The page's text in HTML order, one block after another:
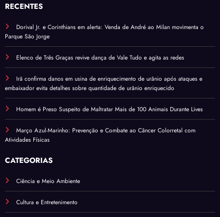
RECENTES
Dorival Jr. e Corinthians em alerta: Venda de André ao Milan movimenta o
Parque São Jorge
Elenco de Três Graças revive dança de Vale Tudo e agita as redes
Irã confirma danos em usina de enriquecimento de urânio após ataques e
embaixador evita detalhes sobre quantidade de urânio enriquecido
Homem é Preso Suspeito de Maltratar Mais de 100 Animais Durante Lives
Março Azul-Marinho: Prevenção e Combate ao Câncer Colorretal com
Atividades Físicas
CATEGORIAS
Ciência e Meio Ambiente
Cultura e Entretenimento